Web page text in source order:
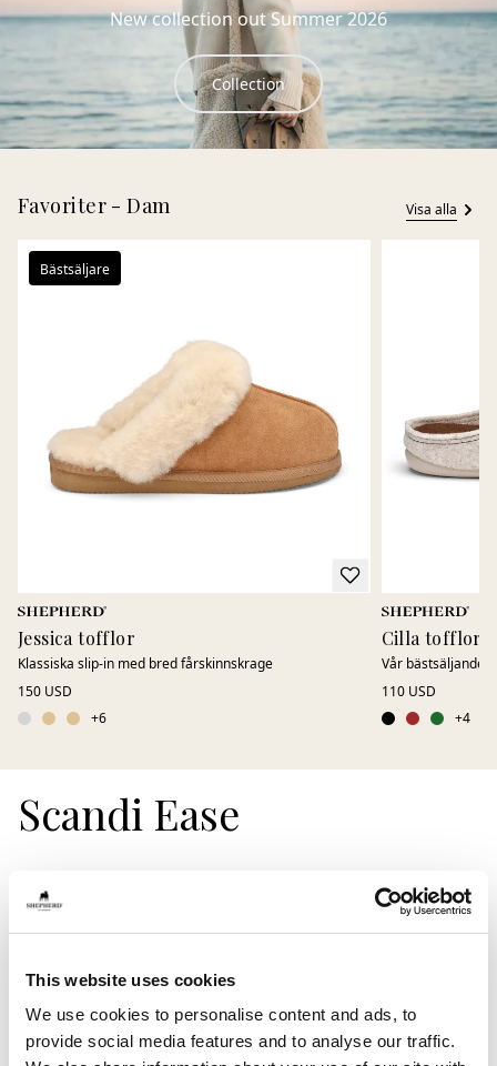
This website uses cookies
We use cookies to personalise content and ads, to
provide social media features and to analyse our traffic.
New collection out Summer 2026
Collection
Favoriter - Dam Visa alla
Bästsäljare
Jessica tofflor
Klassiska slip-in med bred fårskinnskrage
150 USD
+6
Cilla tofflor
Vår bästsäljande
110 USD
+4
Scandi Ease
skandinavisk design, skapade för att bäras året runt.
Här möts stilrena silhuetter som clogs, loafers och
naturmaterial.
Tillverkade i Europa med fokus på kvalitet, komfort
och hållbarhet, erbjuder Scandi Ease skor i